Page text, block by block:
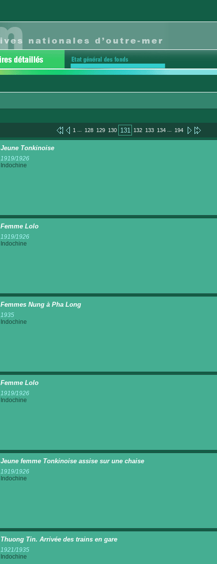
1 ... 128 129 130 131 132 133 134 ... 194
Jeune Tonkinoise
1919/1926
Indochine
Femme Lolo
1919/1926
Indochine
Femmes Nung à Pha Long
1935
Indochine
Femme Lolo
1919/1926
Indochine
Jeune femme Tonkinoise assise sur une chaise
1919/1926
Indochine
Thuong Tin. Arrivée des trains en gare
1921/1935
Indochine